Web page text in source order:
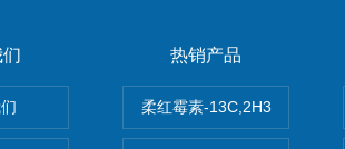
热销产品
柔红霉素-13C,2H3